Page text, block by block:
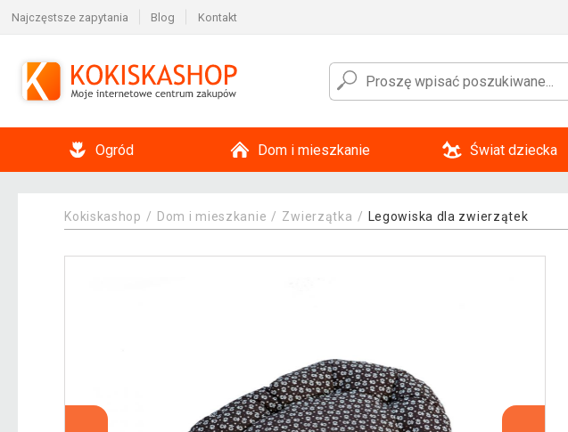
Najczęstsze zapytania Blog Kontakt
Ogród Dom i mieszkanie Świat dziecka
Kokiskashop Dom i mieszkanie Zwierzątka Legowiska dla zwierzątek